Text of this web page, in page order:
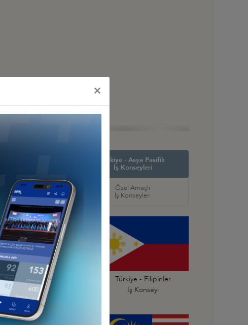
Türkiye - Asya Pasifik
İş Konseyleri
Sektörel
İş Konseyleri
Özel Amaçlı
İş Konseyleri
Türkiye - Endonezya
İş Konseyi
Türkiye - Filipinler
İş Konseyi
×